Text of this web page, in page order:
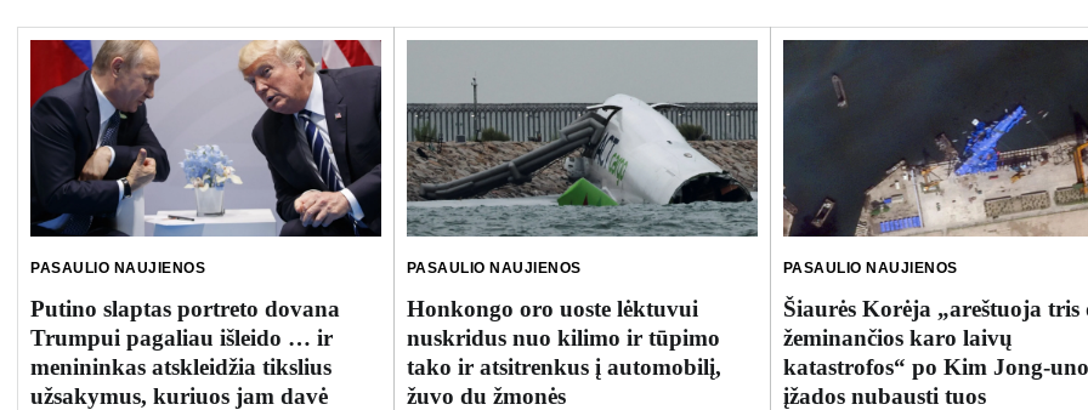
PASAULIO NAUJIENOS
Putino slaptas portreto dovana
Trumpui pagaliau išleido … ir
menininkas atskleidžia tikslius
užsakymus, kuriuos jam davė
PASAULIO NAUJIENOS
Honkongo oro uoste lėktuvui
nuskridus nuo kilimo ir tūpimo
tako ir atsitrenkus į automobilį,
žuvo du žmonės
PASAULIO NAUJIENOS
Šiaurės Korėja „areštuoja tris
žeminančios karo laivų
katastrofos“ po Kim Jong-uno
įžados nubausti tuos